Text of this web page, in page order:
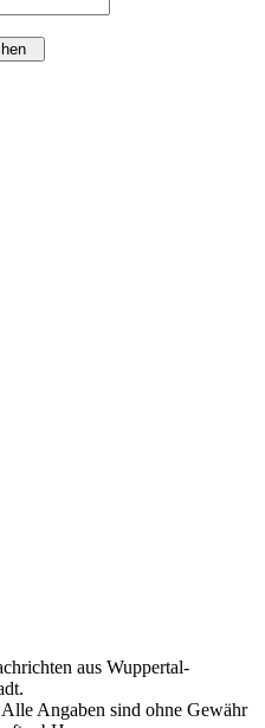
aus Wuppertal-
Angaben sind ohne Gewähr